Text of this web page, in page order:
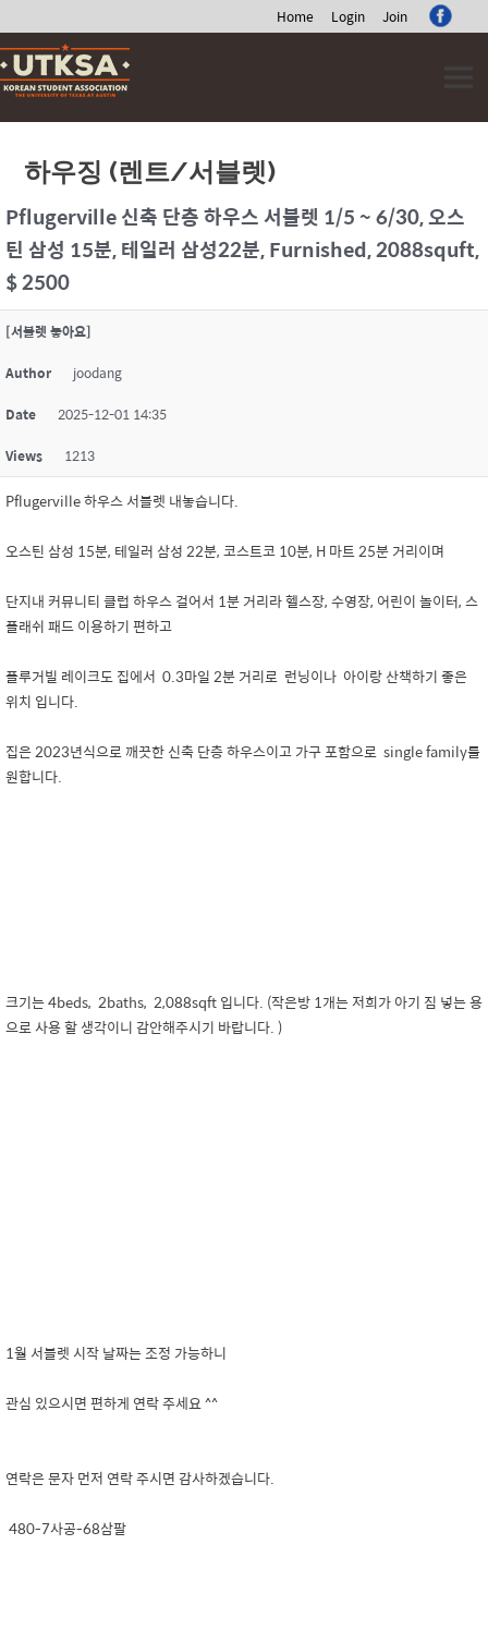
Home Login Join
Skip
to
content
하우징 (렌트/서블렛)
Pflugerville 신축 단층 하우스 서블렛 1/5 ~ 6/30, 오스
틴 삼성 15분, 테일러 삼성22분, Furnished, 2088squft,
$ 2500
[서블렛 놓아요]
Author joodang
Date 2025-12-01 14:35
Views 1213
Pflugerville 하우스 서블렛 내놓습니다.
오스틴 삼성 15분, 테일러 삼성 22분, 코스트코 10분, H 마트 25분 거리이며
단지내 커뮤니티 클럽 하우스 걸어서 1분 거리라 헬스장, 수영장, 어린이 놀이터, 스
플래쉬 패드 이용하기 편하고
플루거빌 레이크도 집에서 0.3마일 2분 거리로 런닝이나 아이랑 산책하기 좋은
위치 입니다.
집은 2023년식으로 깨끗한 신축 단층 하우스이고 가구 포함으로 single family를
원합니다.
크기는 4beds, 2baths, 2,088sqft 입니다. (작은방 1개는 저희가 아기 짐 넣는 용
으로 사용 할 생각이니 감안해주시기 바랍니다. )
1월 서블렛 시작 날짜는 조정 가능하니
관심 있으시면 편하게 연락 주세요 ^^
연락은 문자 먼저 연락 주시면 감사하겠습니다.
480-7사공-68삼팔